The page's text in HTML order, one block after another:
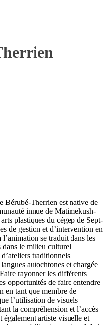
Bérubé-Therrien est native de
innue de Matimekush-
plastiques du cégep de Sept-
de gestion et d’intervention en
se traduit dans les
dans le milieu culturel
traditionnels,
autochtones et chargée
rayonner les différents
opportunités de faire entendre
en tant que membre de
l’utilisation de visuels
la compréhension et l’accès
également artiste visuelle et